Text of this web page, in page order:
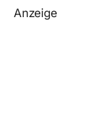
Anzeige